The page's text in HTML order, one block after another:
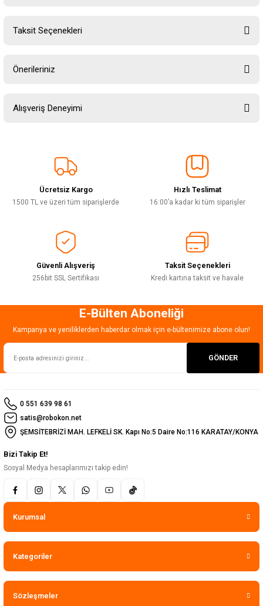
Taksit Seçenekleri
Önerileriniz
Bu ürünün fiyat bilgisi, resim, ürün açıklamalarında ve diğer konularda
yetersiz gördüğünüz noktaları öneri formunu kullanarak tarafımıza
Ürün resmi kalitesiz, bozuk veya görüntülenemiyor.
Ürün açıklamasında eksik bilgiler bulunuyor.
Ürün bilgilerinde hatalar bulunuyor.
Bu ürüne benzer farklı alternatifler olmalı.
Gönder
Alışveriş Deneyimi
Deneyimini Paylaş
Ücretsiz Kargo
1500 TL ve üzeri tüm siparişlerde
Hızlı Teslimat
16:00’a kadar ki tüm siparişler
Güvenli Alışveriş
256bit SSL Sertifikası
Taksit Seçenekleri
Kredi kartına taksit ve havale
E-Bülten Aboneliği
Kampanya ve yeniliklerden haberdar olmak için e-bültenimize abone olun!
GÖNDER
0 551 639 98 61
satis@robokon.net
ŞEMSİTEBRİZİ MAH. LEFKELİ SK. Kapı No:5 Daire No:116 KARATAY/KONYA
Bizi Takip Et!
Sosyal Medya hesaplarımızı takip edin!
Kurumsal
Kategoriler
Sözleşmeler